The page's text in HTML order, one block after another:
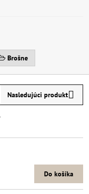
Brošne
Nasledujúci produkt
Do košíka